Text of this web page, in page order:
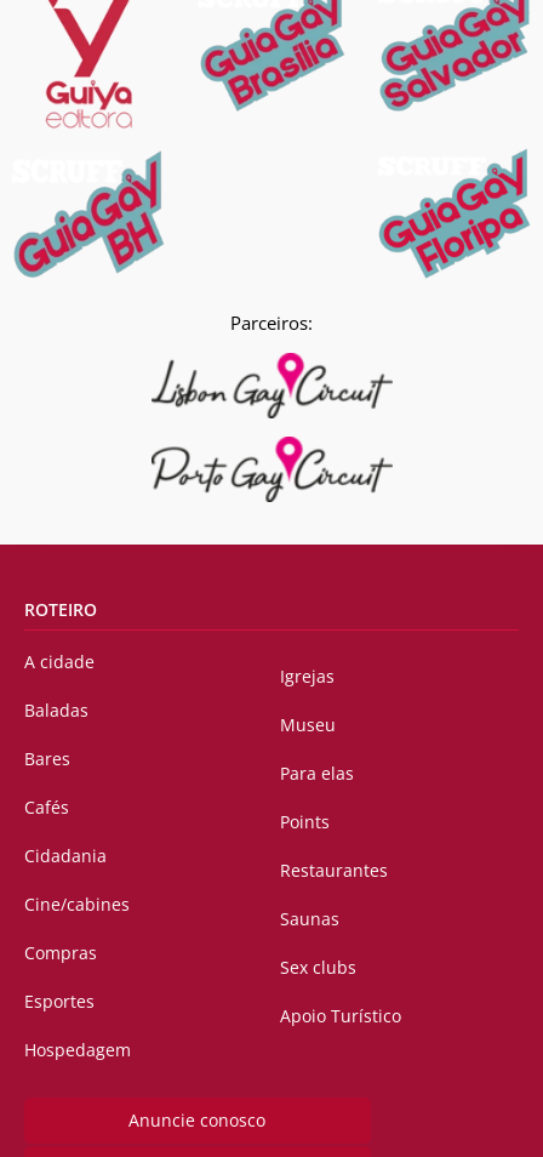
Parceiros:
ROTEIRO
A cidade
Baladas
Bares
Cafés
Cidadania
Cine/cabines
Compras
Esportes
Hospedagem
Igrejas
Museu
Para elas
Points
Restaurantes
Saunas
Sex clubs
Apoio Turístico
Anuncie conosco